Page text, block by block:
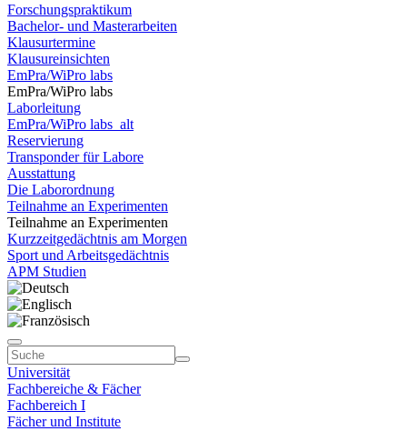
Forschungspraktikum
Bachelor- und Masterarbeiten
Klausurtermine
Klausureinsichten
EmPra/WiPro labs
EmPra/WiPro labs
Laborleitung
EmPra/WiPro labs_alt
Reservierung
Transponder für Labore
Ausstattung
Die Laborordnung
Teilnahme an Experimenten
Teilnahme an Experimenten
Kurzzeitgedächtnis am Morgen
Sport und Arbeitsgedächtnis
APM Studien
Universität
Fachbereiche & Fächer
Fachbereich I
Fächer und Institute